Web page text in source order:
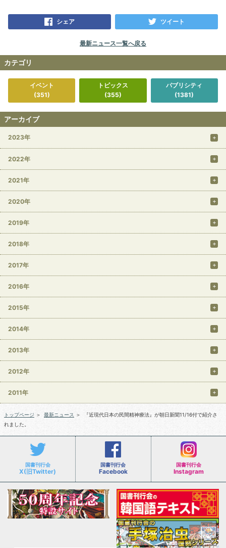
シェア ツイート
最新ニュース一覧へ戻る
カテゴリ
イベント
(351)
トピックス
(355)
パブリシティ
(1381)
アーカイブ
2023年
2022年
2021年
2020年
2019年
2018年
2017年
2016年
2015年
2014年
2013年
2012年
2011年
トップページ ＞ 最新ニュース ＞
『近現代日本の民間精神療法』が朝日新聞11/16付で紹介さ
れました。
国書刊行会
X(旧Twitter)
国書刊行会
Facebook
国書刊行会
Instagram